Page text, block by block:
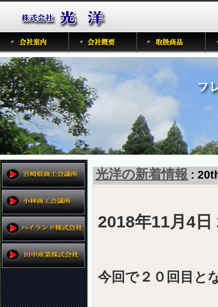
光洋の新着情報 :
2018年11月4
今回で２０回目と